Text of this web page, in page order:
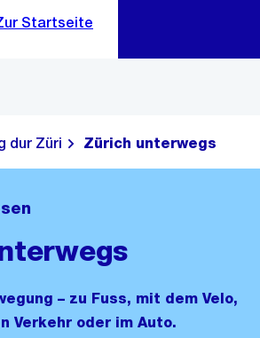
Breadcrumbs ein
dur Züri Zürich unterwegs
– zu Fuss, mit dem Velo,
Verkehr oder im Auto.